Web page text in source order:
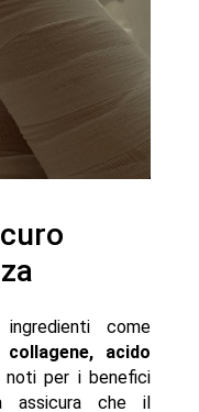
come
acido
per i benefici
assicura che il